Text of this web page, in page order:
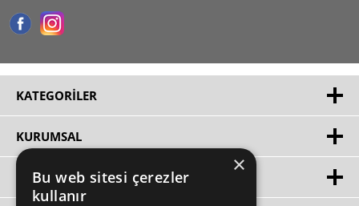
KATEGORILER
KURUMSAL
HIZLI ERIŞIM ×
Bu web sitesi çerezler
kullanır